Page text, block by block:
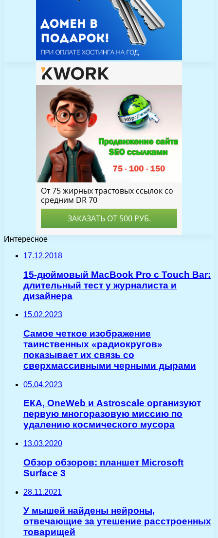
Интересное
17.12.2018
15-дюймовый MacBook Pro с Touch Bar:
длительный тест у журналиста и
дизайнера
15.02.2023
Самое четкое изображение
таинственных «радиокругов»
показывает их связь со
сверхмассивными черными дырами
05.04.2023
ЕКА, OneWeb и Astroscale организуют
первую многоразовую миссию по
удалению космического мусора
13.03.2020
Обзор обзоров: планшет Microsoft
Surface 3
28.11.2021
У мышей найдены нейроны,
отвечающие за утешение расстроенных
товарищей